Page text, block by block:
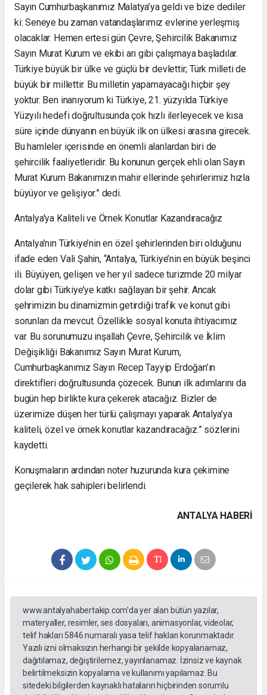
Sayın Cumhurbaşkanımız Malatya’ya geldi ve bize dediler
ki: Seneye bu zaman vatandaşlarımız evlerine yerleşmiş
olacaklar. Hemen ertesi gün Çevre, Şehircilik Bakanımız
Sayın Murat Kurum ve ekibi arı gibi çalışmaya başladılar.
Türkiye büyük bir ülke ve güçlü bir devlettir; Türk milleti de
büyük bir millettir. Bu milletin yapamayacağı hiçbir şey
yoktur. Ben inanıyorum ki Türkiye, 21. yüzyılda Türkiye
Yüzyılı hedefi doğrultusunda çok hızlı ilerleyecek ve kısa
süre içinde dünyanın en büyük ilk on ülkesi arasına girecek.
Bu hamleler içerisinde en önemli alanlardan biri de
şehircilik faaliyetleridir. Bu konunun gerçek ehli olan Sayın
Murat Kurum Bakanımızın mahir ellerinde şehirlerimiz hızla
büyüyor ve gelişiyor.” dedi.
Antalya'ya Kaliteli ve Örnek Konutlar Kazandıracağız
Antalya’nın Türkiye’nin en özel şehirlerinden biri olduğunu
ifade eden Vali Şahin, “Antalya, Türkiye’nin en büyük beşinci
ili. Büyüyen, gelişen ve her yıl sadece turizmde 20 milyar
dolar gibi Türkiye’ye katkı sağlayan bir şehir. Ancak
şehrimizin bu dinamizmin getirdiği trafik ve konut gibi
sorunları da mevcut. Özellikle sosyal konuta ihtiyacımız
var. Bu sorunumuzu inşallah Çevre, Şehircilik ve İklim
Değişikliği Bakanımız Sayın Murat Kurum,
Cumhurbaşkanımız Sayın Recep Tayyip Erdoğan’ın
direktifleri doğrultusunda çözecek. Bunun ilk adımlarını da
bugün hep birlikte kura çekerek atacağız. Bizler de
üzerimize düşen her türlü çalışmayı yaparak Antalya’ya
kaliteli, özel ve örnek konutlar kazandıracağız.” sözlerini
kaydetti.
Konuşmaların ardından noter huzurunda kura çekimine
geçilerek hak sahipleri belirlendi.
ANTALYA HABERİ
www.antalyahabertakip.com'da yer alan bütün yazılar,
materyaller, resimler, ses dosyaları, animasyonlar, videolar,
telif hakları 5846 numaralı yasa telif hakları korunmaktadır.
Yazılı izni olmaksızın herhangi bir şekilde kopyalanamaz,
dağıtılamaz, değiştirilemez, yayınlanamaz. İzinsiz ve kaynak
belirtilmeksizin kopyalama ve kullanımı yapılamaz. Bu
sitedeki bilgilerden kaynaklı hataların hiçbirinden sorumlu